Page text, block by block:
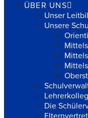
ÜBER UNS
Unser
Unsere
Die